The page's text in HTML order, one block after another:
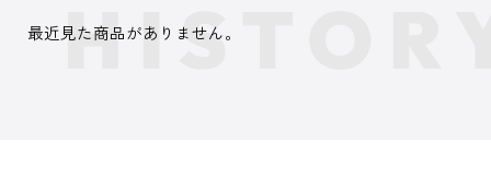
最近見た商品がありません。